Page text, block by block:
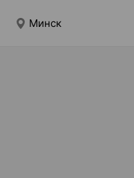
Минск